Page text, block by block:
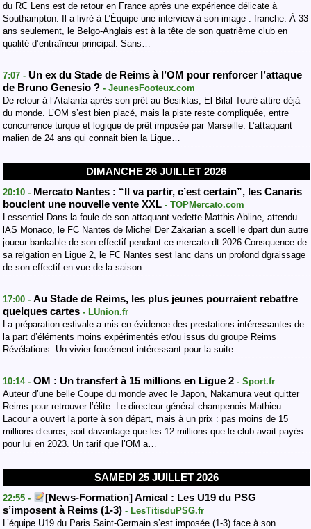
du RC Lens est de retour en France après une expérience délicate à
Southampton. Il a livré à L’Équipe une interview à son image : franche. À 33
ans seulement, le Belgo-Anglais est à la tête de son quatrième club en
qualité d’entraîneur principal. Sans…
7:07 - Un ex du Stade de Reims à l’OM pour renforcer l’attaque
de Bruno Genesio ? - JeunesFooteux.com
De retour à l’Atalanta après son prêt au Besiktas, El Bilal Touré attire déjà
du monde. L’OM s’est bien placé, mais la piste reste compliquée, entre
concurrence turque et logique de prêt imposée par Marseille. L’attaquant
malien de 24 ans qui connait bien la Ligue…
DIMANCHE 26 JUILLET 2026
20:10 - Mercato Nantes : “Il va partir, c’est certain”, les Canaris
bouclent une nouvelle vente XXL - TOPMercato.com
Lessentiel Dans la foule de son attaquant vedette Matthis Abline, attendu
lAS Monaco, le FC Nantes de Michel Der Zakarian a scell le dpart dun autre
joueur bankable de son effectif pendant ce mercato dt 2026.Consquence de
sa relgation en Ligue 2, le FC Nantes sest lanc dans un profond dgraissage
de son effectif en vue de la saison…
17:00 - Au Stade de Reims, les plus jeunes pourraient rebattre
quelques cartes - LUnion.fr
La préparation estivale a mis en évidence des prestations intéressantes de
la part d’éléments moins expérimentés et/ou issus du groupe Reims
Révélations. Un vivier forcément intéressant pour la suite.
10:14 - OM : Un transfert à 15 millions en Ligue 2 - Sport.fr
Auteur d’une belle Coupe du monde avec le Japon, Nakamura veut quitter
Reims pour retrouver l’élite. Le directeur général champenois Mathieu
Lacour a ouvert la porte à son départ, mais à un prix : pas moins de 15
millions d’euros, soit davantage que les 12 millions que le club avait payés
pour lui en 2023. Un tarif que l’OM a…
SAMEDI 25 JUILLET 2026
22:55 -
[News-Formation] Amical : Les U19 du PSG
s’imposent à Reims (1-3) - LesTitisduPSG.fr
L’équipe U19 du Paris Saint-Germain s’est imposée (1-3) face à son